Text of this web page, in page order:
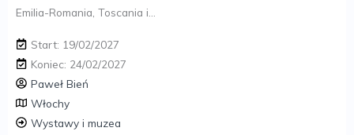
Emilia-Romania, Toscania i…
Start: 19/02/2027
Koniec: 24/02/2027
Paweł Bień
Włochy
Wystawy i muzea